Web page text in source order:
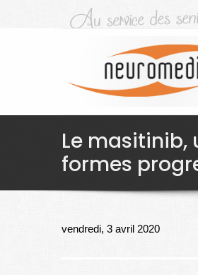
Le masitinib,
formes
vendredi, 3 avril 2020